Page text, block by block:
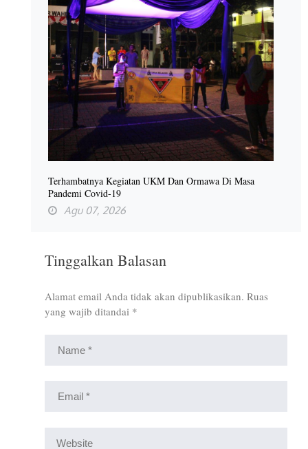
Terhambatnya Kegiatan UKM Dan Ormawa Di Masa
Pandemi Covid-19
Agu 07, 2026
Tinggalkan Balasan
Alamat email Anda tidak akan dipublikasikan. Ruas
yang wajib ditandai *